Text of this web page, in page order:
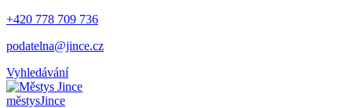
+420 778 709 736
podatelna@jince.cz
Vyhledávání
městysJince